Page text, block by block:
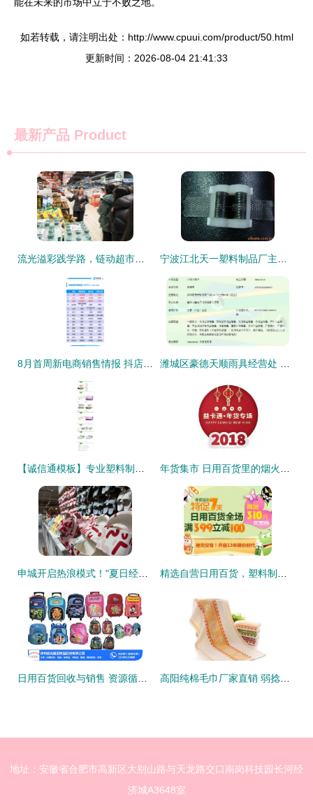
如若转载，请注明出处：http://www.cpuui.com/product/50.html
更新时间：2026-08-04 21:41:33
最新产品 Product
地址：安徽省合肥市高新区大别山路与天龙路交口南岗科技园长河经
济城A3648室